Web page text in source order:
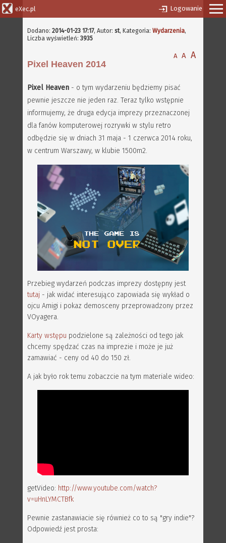
eXec.pl Logowanie
Dodano: 2014-01-23 17:17, Autor: st, Kategoria: Wydarzenia,
Liczba wyświetleń: 3935
A A A
Pixel Heaven 2014
Pixel Heaven - o tym wydarzeniu będziemy pisać
pewnie jeszcze nie jeden raz. Teraz tylko wstępnie
informujemy, że druga edycja imprezy przeznaczonej
dla fanów komputerowej rozrywki w stylu retro
odbędzie się w dniach 31 maja - 1 czerwca 2014 roku,
w centrum Warszawy, w klubie 1500m2.
Przebieg wydarzeń podczas imprezy dostępny jest
tutaj - jak widać interesująco zapowiada się wykład o
ojcu Amigi i pokaz demosceny przeprowadzony przez
VOyagera.
Karty wstępu podzielone są zależności od tego jak
chcemy spędzać czas na imprezie i może je już
zamawiać - ceny od 40 do 150 zł.
A jak było rok temu zobaczcie na tym materiale wideo:
getVideo: http://www.youtube.com/watch?
v=uHnLYMCTBfk
Pewnie zastanawiacie się również co to są "gry indie"?
Odpowiedź jest prosta: